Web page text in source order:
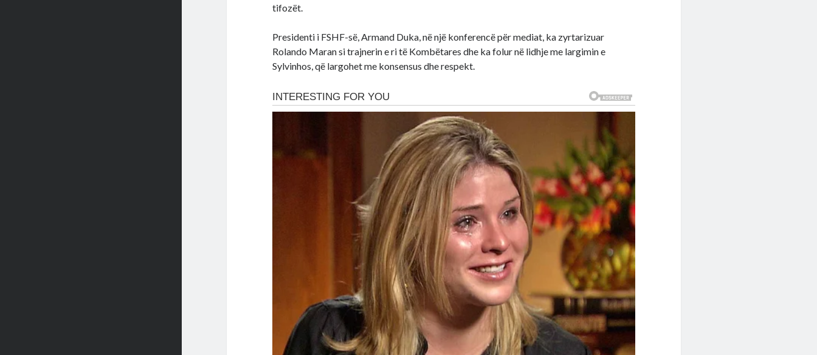
tifozët.
Presidenti i FSHF-së, Armand Duka, në një konferencë për mediat, ka zyrtarizuar
Rolando Maran si trajnerin e ri të Kombëtares dhe ka folur në lidhje me largimin e
Sylvinhos, që largohet me konsensus dhe respekt.